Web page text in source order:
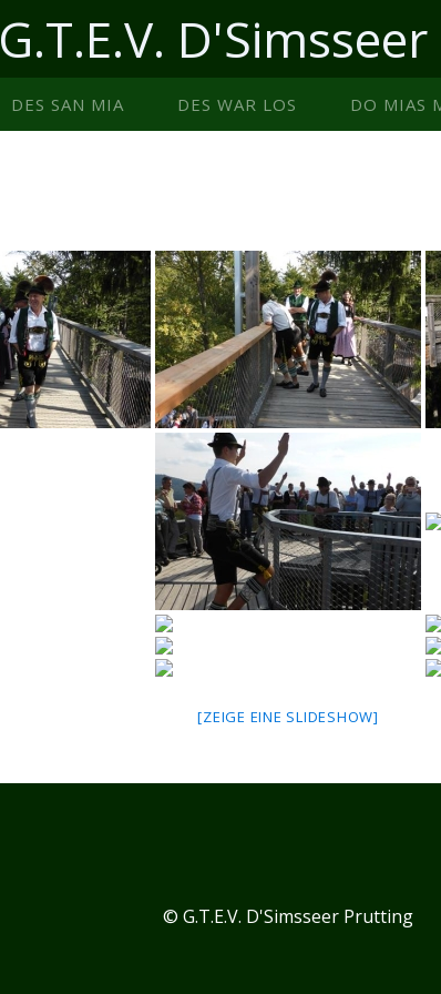
G.T.E.V.
DES SAN MIA DES WAR LOS DO MIAS
[ZEIGE EINE SLIDESHOW]
© G.T.E.V. D'Simsseer Prutting